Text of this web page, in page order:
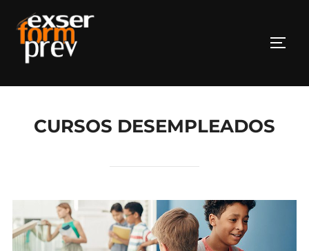
contenido
CURSOS DESEMPLEADOS